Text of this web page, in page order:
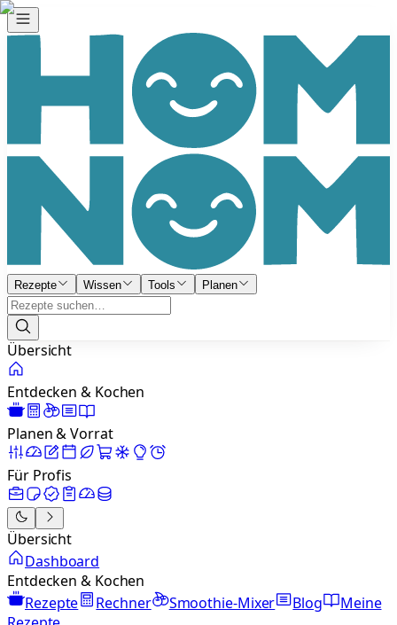
Rezepte Wissen Tools Planen
Übersicht
Entdecken & Kochen
Planen & Vorrat
Für Profis
Übersicht
Dashboard
Entdecken & Kochen
Rezepte
Rechner Smoothie-Mixer Blog
Meine